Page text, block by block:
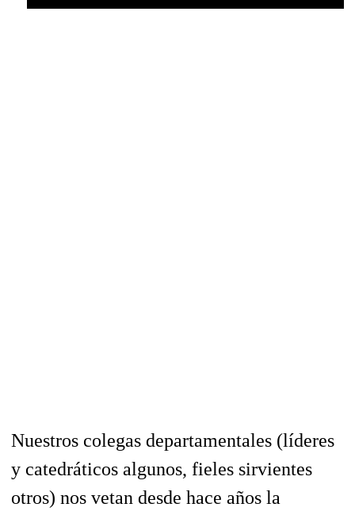
Nuestros colegas departamentales (líderes
y catedráticos algunos, fieles sirvientes
otros) nos vetan desde hace años la